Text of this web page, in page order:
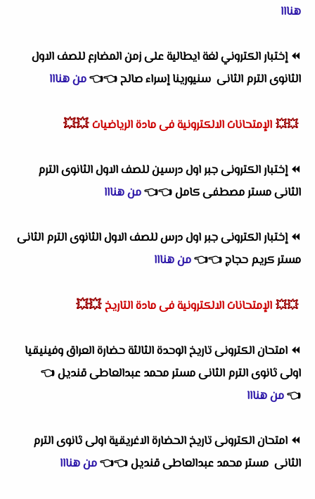
هنااا
⏪إختبار الكتروني لغة ايطالية على زمن المضارع للصف الاول
الثانوى الترم الثانى سنيورينا إسراء صالح👈
👈من هنااا
💥💥 الإمتحانات الالكترونية فى مادة الرياضيات 💥💥
⏪إختبار الكترونى جبر اول درسين للصف الاول الثانوى الترم
الثانى مستر مصطفى كامل👈
👈من هنااا
⏪إختبار الكترونى جبر اول درس للصف الاول الثانوى الترم الثانى
مستر كريم حجاج👈
👈من هنااا
💥💥 الإمتحانات الالكترونية فى مادة التاريخ 💥💥
⏪ امتحان الكترونى تاريخ الوحدة الثالثة حضارة العراق وفينيقيا
اولى ثانوى الترم الثانى مستر محمد عبدالعاطى قنديل👈
👈من هنااا
⏪ امتحان الكترونى تاريخ الحضارة الاغريقية اولى ثانوى الترم
الثانى مستر محمد عبدالعاطى قنديل👈
👈من هنااا